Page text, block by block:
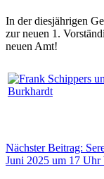
In der diesjährigen
zur neuen 1.
neuen Amt!
Nächster Beitrag:
Juni 2025 um 17 Uhr